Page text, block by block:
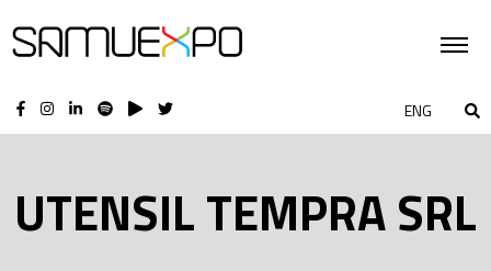
ENG
UTENSIL TEMPRA SRL